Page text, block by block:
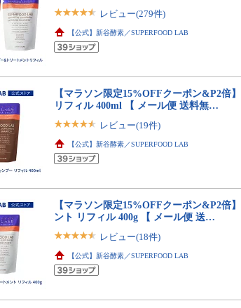
レビュー(279件)
【公式】新谷酵素／SUPERFOOD LAB
【マラソン限定15%OFFクーポン&P2倍
リフィル 400ml 【 メール便 送料無…
レビュー(19件)
【公式】新谷酵素／SUPERFOOD LAB
【マラソン限定15%OFFクーポン&P2倍
ント リフィル 400g 【 メール便 送…
レビュー(18件)
【公式】新谷酵素／SUPERFOOD LAB